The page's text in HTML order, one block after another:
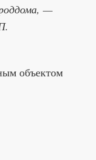
—
объектом